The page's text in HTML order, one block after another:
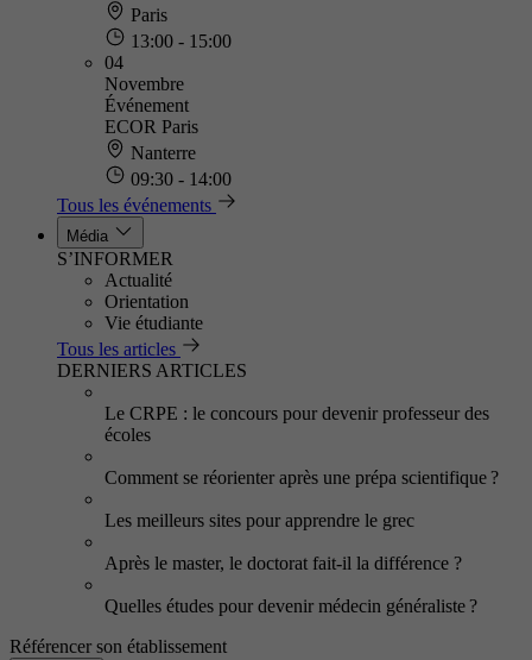
Paris
13:00 - 15:00
04
Novembre
Événement
ECOR Paris
Nanterre
09:30 - 14:00
Tous les événements
Média
S’INFORMER
Actualité
Orientation
Vie étudiante
Tous les articles
DERNIERS ARTICLES
Le CRPE : le concours pour devenir professeur des
écoles
Comment se réorienter après une prépa scientifique ?
Les meilleurs sites pour apprendre le grec
Après le master, le doctorat fait-il la différence ?
Quelles études pour devenir médecin généraliste ?
Référencer son établissement